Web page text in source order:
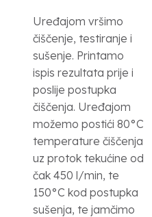
Uređajom vršimo
čiščenje, testiranje i
sušenje. Printamo
ispis rezultata prije i
poslije postupka
čiščenja. Uređajom
možemo postići 80°C
temperature čiščenja
uz protok tekućine od
čak 450 l/min, te
150°C kod postupka
sušenja, te jamčimo